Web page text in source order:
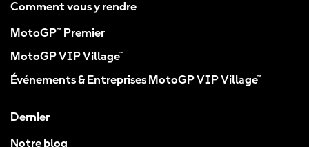
Comment vous y rendre
MotoGP™ Premier
MotoGP VIP Village™
Événements & Entreprises MotoGP VIP Village™
Dernier
Notre blog